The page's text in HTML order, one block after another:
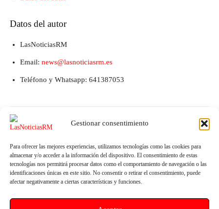
Gestionar consentimiento
Para ofrecer las mejores experiencias, utilizamos tecnologías como las cookies para
almacenar y/o acceder a la información del dispositivo. El consentimiento de estas
tecnologías nos permitirá procesar datos como el comportamiento de navegación o las
identificaciones únicas en este sitio. No consentir o retirar el consentimiento, puede
afectar negativamente a ciertas características y funciones.
Datos del autor
LasNoticiasRM
Email: news@lasnoticiasrm.es
Teléfono y Whatsapp: 641387053
Artículo anterior
El PSOE acusa al PP de bloquear
El PSOE denuncia el «fracaso